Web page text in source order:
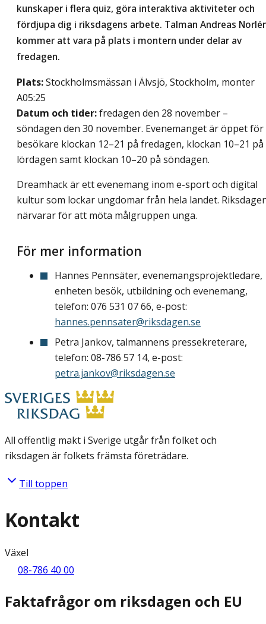
kunskaper i flera quiz, göra interaktiva aktiviteter och
fördjupa dig i riksdagens arbete. Talman Andreas
kommer att vara på plats i montern under delar av
fredagen.
Plats:Stockholmsmässan i Älvsjö, Stockholm, monter
A05:25
Datum och tider:fredagen den 28 november –
söndagen den 30 november. Evenemanget är öppet för
besökare klockan 12–21 på fredagen, klockan 10–21 på
lördagen samt klockan 10–20 på söndagen.
Dreamhack är ett evenemang inom e-sport och digital
kultur som lockar ungdomar från hela landet.
närvarar för att möta målgruppen unga.
För mer information
Hannes Pennsäter, evenemangsprojektledare,
enheten besök, utbildning och evenemang,
telefon: 076 531 07 66, e-post:
hannes.pennsater@riksdagen.se
Petra Jankov, talmannens pressekreterare,
telefon: 08-786 57 14, e-post:
petra.jankov@riksdagen.se
All offentlig makt i Sverige utgår från folket och
riksdagen är folkets främsta företrädare.
Till toppen
Kontakt
Växel
08-786 40 00
Faktafrågor om riksdagen och EU